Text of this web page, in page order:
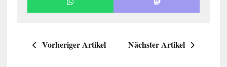
Vorheriger Artikel Nächster Artikel